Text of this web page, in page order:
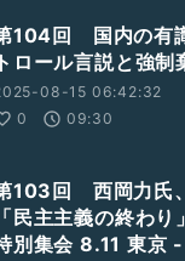
104回 国内の有
トロール言説と強制
08-15 06:42:32
0
09:30
103回 西岡力氏
「民主主義の終わ
別集会 8.11 東京